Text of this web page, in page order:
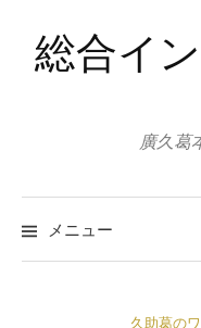
ン
テ総合イ
廣久葛
メニュー
久助葛の